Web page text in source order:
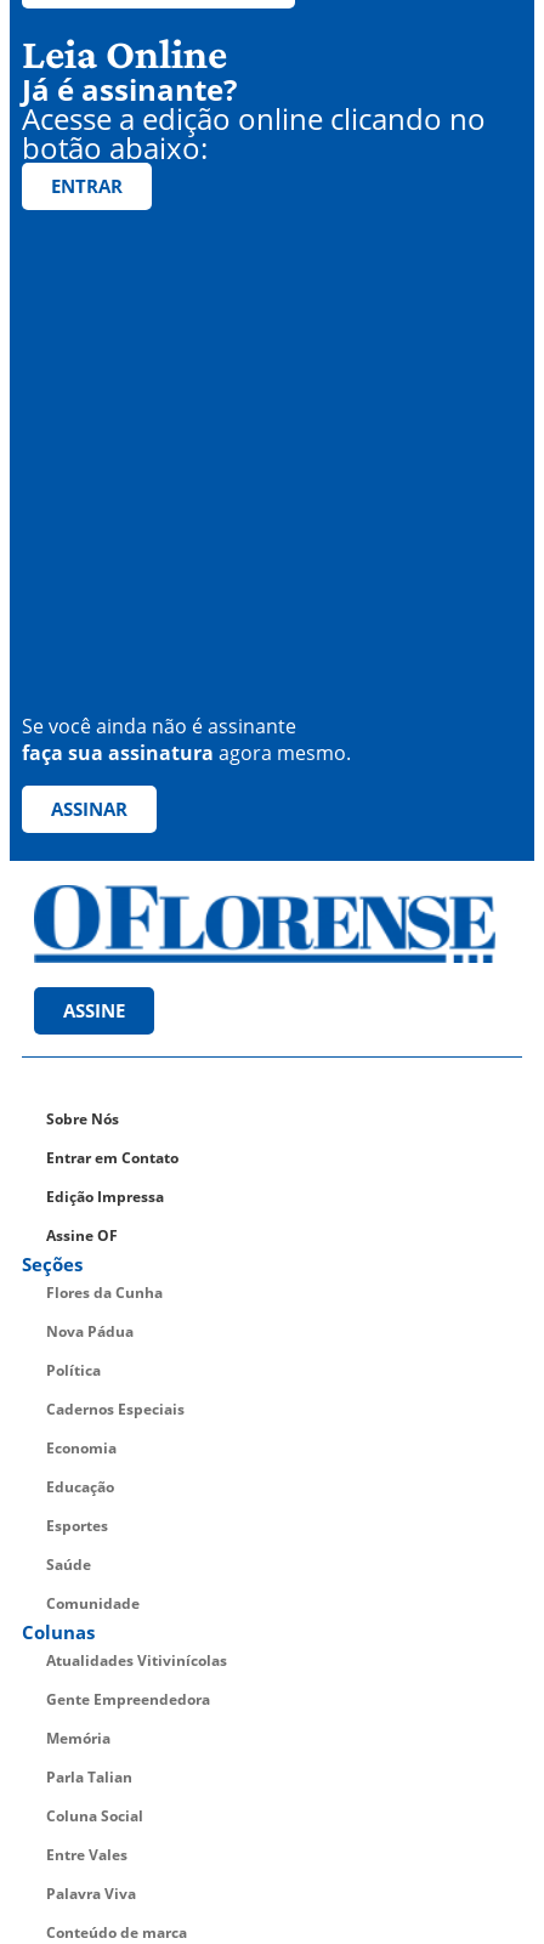
Leia Online
Já é assinante?
Acesse a edição online clicando no
botão abaixo:
ENTRAR
Se você ainda não é assinante
faça sua assinatura agora mesmo.
ASSINAR
ASSINE
Sobre Nós
Entrar em Contato
Edição Impressa
Assine OF
Seções
Flores da Cunha
Nova Pádua
Política
Cadernos Especiais
Economia
Educação
Esportes
Saúde
Comunidade
Colunas
Atualidades Vitivinícolas
Gente Empreendedora
Memória
Parla Talian
Coluna Social
Entre Vales
Palavra Viva
Conteúdo de marca